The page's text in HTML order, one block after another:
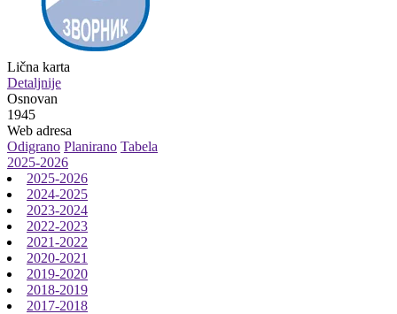
Lična karta
Detaljnije
Osnovan
1945
Web adresa
Odigrano Planirano Tabela
2025-2026
2025-2026
2024-2025
2023-2024
2022-2023
2021-2022
2020-2021
2019-2020
2018-2019
2017-2018